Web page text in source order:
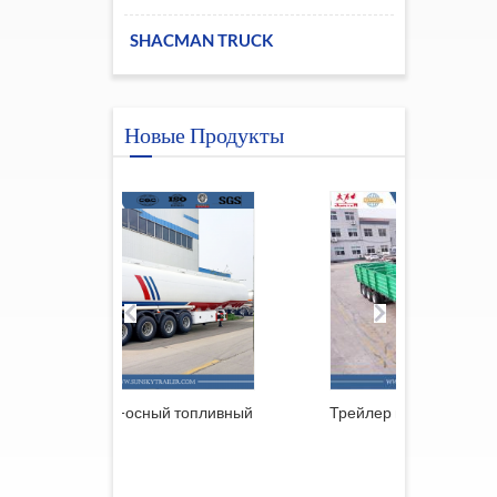
SHACMAN TRUCK
Новые Продукты
Трейлер из Южной Африки